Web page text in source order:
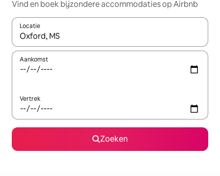
Vind en boek bijzondere accommodaties op Airbnb
Locatie
Wanneer er suggesties beschikbaar zijn, maak je een keuze
Aankomst
Vertrek
Zoeken